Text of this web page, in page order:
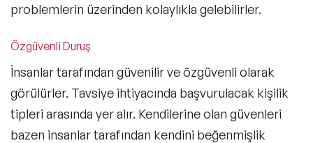
problemlerin üzerinden kolaylıkla gelebilirler.
Özgüvenli Duruş
İnsanlar tarafından güvenilir ve özgüvenli olarak
görülürler. Tavsiye ihtiyacında başvurulacak kişilik
tipleri arasında yer alır. Kendilerine olan güvenleri
bazen insanlar tarafından kendini beğenmişlik